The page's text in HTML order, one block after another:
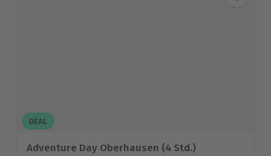
DEAL
Adventure Day Oberhausen (4 Std.)